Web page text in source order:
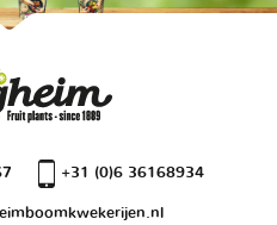
+31 (0)6 36168934